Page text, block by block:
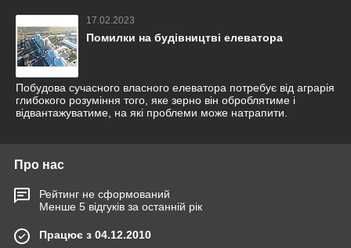
17.02.2023
Помилки на будівництві елеватора
Побудова сучасного власного елеватора потребує від аграрія
глибокого розуміння того, яке зерно він оброблятиме і
відвантажуватиме, на які проблеми може натрапити.
Про нас
Рейтинг не сформований
Менше 5 відгуків за останній рік
Працює з 04.12.2010